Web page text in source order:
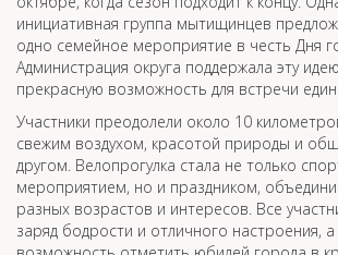
инициативная группа мытищинцев
одно семейное мероприятие в честь Дня
Администрация округа поддержала эту
прекрасную возможность для встречи
Участники преодолели около 10
свежим воздухом, красотой природы и
другом. Велопрогулка стала не только
мероприятием, но и праздником,
разных возрастов и интересов. Все
заряд бодрости и отличного настроения, а